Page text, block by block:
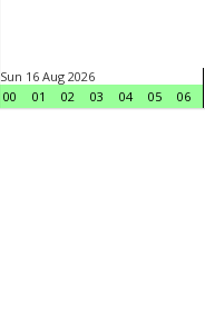
Sun 16 Aug 2026
00
01 02 03 04 05 06